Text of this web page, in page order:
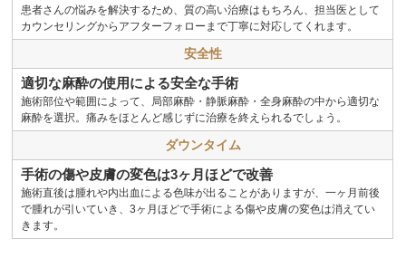
患者さんの悩みを解決するため、質の高い治療はもちろん、担当医として
カウンセリングからアフターフォローまで丁寧に対応してくれます。
安全性
適切な麻酔の使用による安全な手術
施術部位や範囲によって、局部麻酔・静脈麻酔・全身麻酔の中から適切な
麻酔を選択。痛みをほとんど感じずに治療を終えられるでしょう。
ダウンタイム
手術の傷や皮膚の変色は3ヶ月ほどで改善
施術直後は腫れや内出血による色味が出ることがありますが、一ヶ月前後
で腫れが引いていき、3ヶ月ほどで手術による傷や皮膚の変色は消えてい
きます。